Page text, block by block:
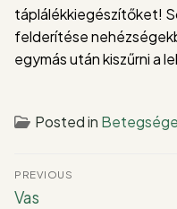
táplálékkiegészítőket!
felderítése
egymás után kiszűrni a
Posted in
Bejegyzés
navigáció
PREVIOUS
Previous
Vas